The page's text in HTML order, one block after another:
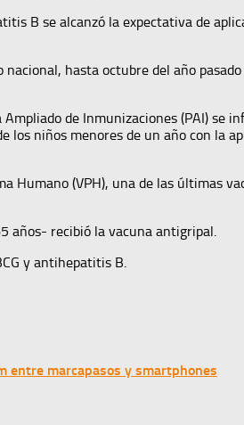
B se alcanzó la expectativa de
hasta octubre del año
de Inmunizaciones (PAI) se
los niños menores de un año con
Humano (VPH), una de las últimas
años- recibió la vacuna antigripal.
y antihepatitis B.
entre marcapasos y smartphones